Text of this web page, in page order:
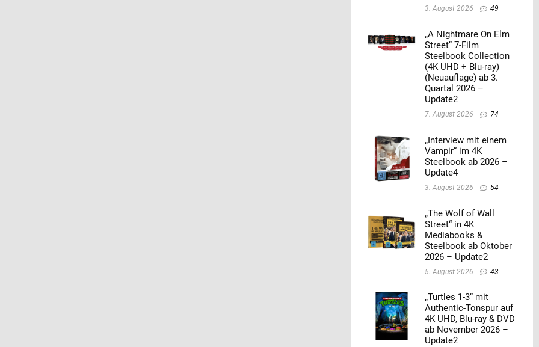
3. August 2026 49
„A Nightmare On Elm
Street“ 7-Film
Steelbook Collection
(4K UHD + Blu-ray)
(Neuauflage) ab 3.
Quartal 2026 –
Update2
7. August 2026 74
„Interview mit einem
Vampir“ im 4K
Steelbook ab 2026 –
Update4
3. August 2026 54
„The Wolf of Wall
Street“ in 4K
Mediabooks &
Steelbook ab Oktober
2026 – Update2
5. August 2026 43
„Turtles 1-3“ mit
Authentic-Tonspur auf
4K UHD, Blu-ray & DVD
ab November 2026 –
Update2